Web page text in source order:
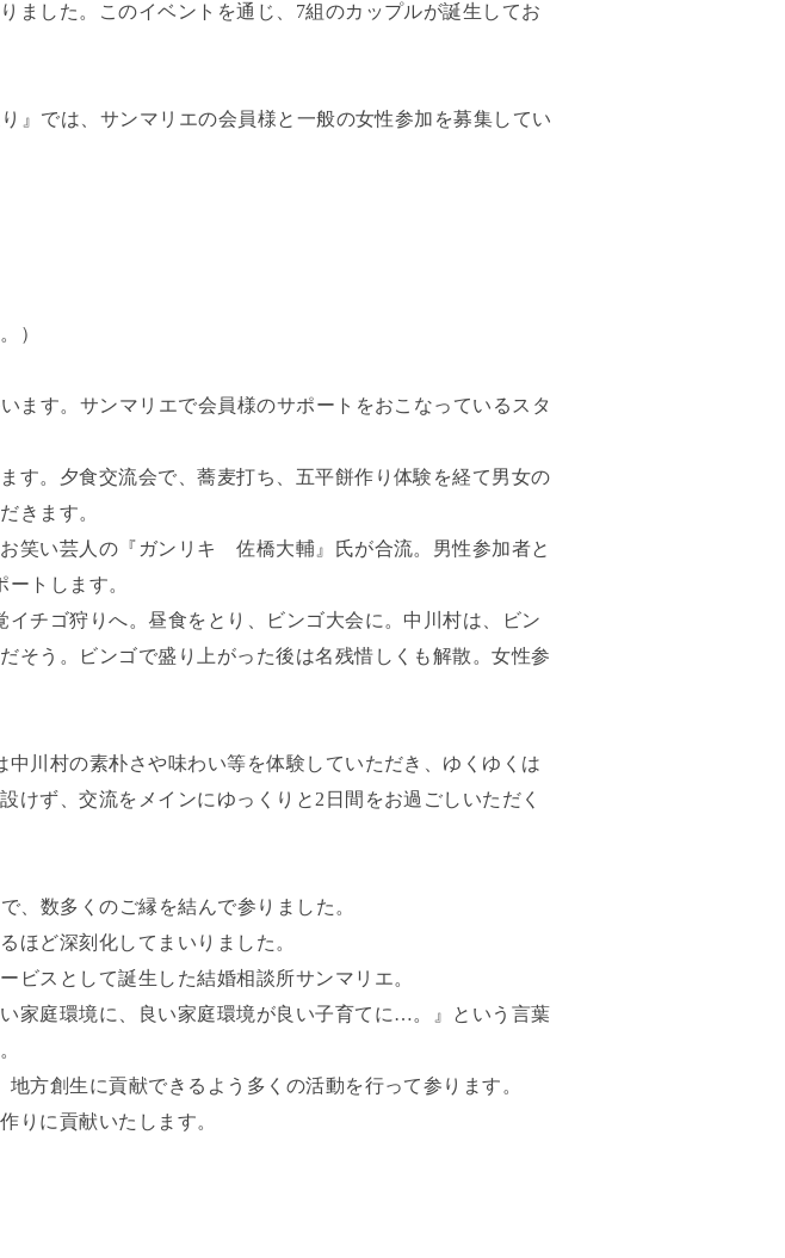
ました。このイベントを通じ、7組のカップルが誕生してお
』では、サンマリエの会員様と一般の女性参加を募集してい
）
ます。サンマリエで会員様のサポートをおこなっているスタ
す。夕食交流会で、蕎麦打ち、五平餅作り体験を経て男女の
きます。
笑い芸人の『ガンリキ 佐橋大輔』氏が合流。男性参加者と
トします。
チゴ狩りへ。昼食をとり、ビンゴ大会に。中川村は、ビン
そう。ビンゴで盛り上がった後は名残惜しくも解散。女性参
川村の素朴さや味わい等を体験していただき、ゆくゆくは
けず、交流をメインにゆっくりと2日間をお過ごしいただく
、数多くのご縁を結んで参りました。
ほど深刻化してまいりました。
ビスとして誕生した結婚相談所サンマリエ。
家庭環境に、良い家庭環境が良い子育てに…。』という言葉
方創生に貢献できるよう多くの活動を行って参ります。
りに貢献いたします。